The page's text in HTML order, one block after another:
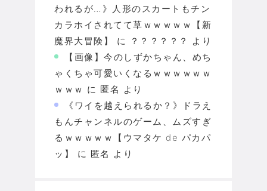
われるが…》人形のスカートもチン
カラホイされてて草ｗｗｗｗｗ【新
魔界大冒険】
に ？？？？？？
より
【画像】今のしずかちゃん、めち
ゃくちゃ可愛いくなるｗｗｗｗｗｗ
ｗｗｗ に 匿名 より
《ワイを越えられるか？》ドラえ
もんチャンネルのゲーム、ムズすぎ
るｗｗｗｗｗ【ウマタケ de パカパ
ッ】
に 匿名 より